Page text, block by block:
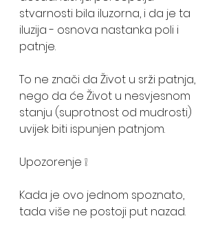
stvarnosti bila iluzorna, i da je ta
iluzija - osnova nastanka poli i
patnje.
To ne znači da Život u srži patnja,
nego da će Život u nesvjesnom
stanju (suprotnost od mudrosti)
uvijek biti ispunjen patnjom.
Upozorenje ❕
Kada je ovo jednom spoznato,
tada više ne postoji put nazad.